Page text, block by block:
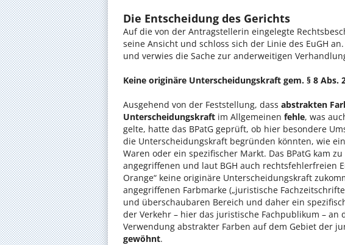
Die Entscheidung des Gerichts
Auf die von der Antragstellerin eingelegte
seine Ansicht und schloss sich der Linie des EuGH
und verwies die Sache zur anderweitigen
Keine originäre Unterscheidungskraft gem. § 8 Abs.
Ausgehend von der Feststellung, dass abstrakten
Unterscheidungskraft im Allgemeinen fehle, was
gelte, hatte das BPatG geprüft, ob hier besondere
die Unterscheidungskraft begründen könnten, wie
Waren oder ein spezifischer Markt. Das BPatG kam
angegriffenen und laut BGH auch rechtsfehlerfreien
Orange“ keine originäre Unterscheidungskraft
angegriffenen Farbmarke („juristische
und überschaubaren Bereich und daher ein
der Verkehr – hier das juristische Fachpublikum –
Verwendung abstrakter Farben auf dem Gebiet der
gewöhnt.